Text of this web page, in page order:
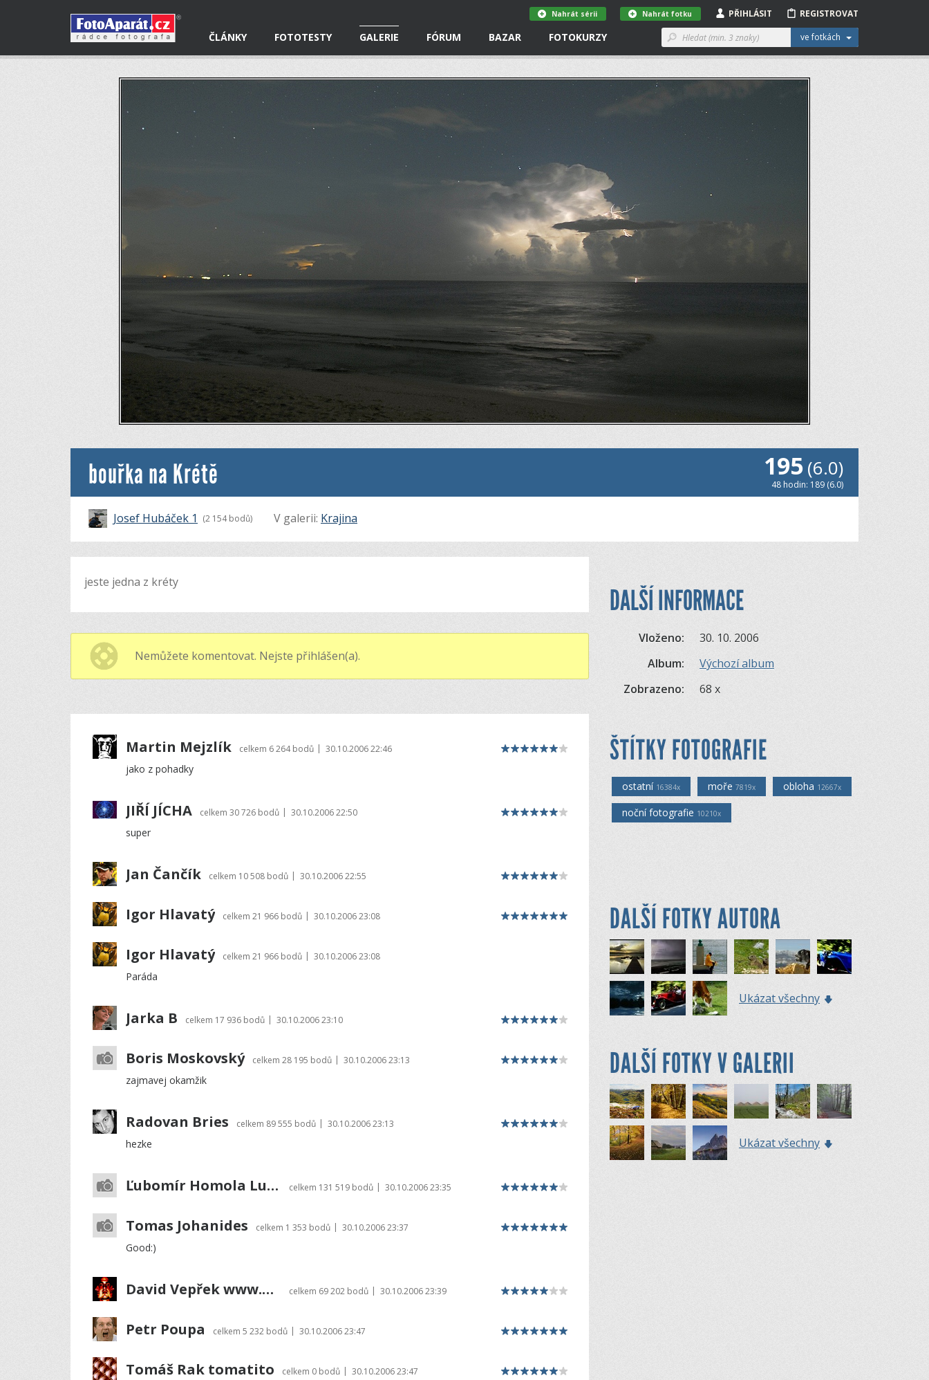
ČLÁNKY FOTOTESTY GALERIE FÓRUM BAZAR FOTOKURZY ve fotkách
REGISTROVAT
PŘIHLÁSIT
Nahrát fotku
Nahrát sérii
bouřka na Krétě 195(6.0)
48 hodin: 189 (6.0)
Josef Hubáček 1 (2 154 bodů) V galerii: Krajina
jeste jedna z kréty
Nemůžete komentovat. Nejste přihlášen(a).
Martin Mejzlík celkem 6 264 bodů | 30.10.2006 22:46
jako z pohadky
JIŘÍ JÍCHA celkem 30 726 bodů | 30.10.2006 22:50
super
Jan Čančík celkem 10 508 bodů | 30.10.2006 22:55
Igor Hlavatý celkem 21 966 bodů | 30.10.2006 23:08
Igor Hlavatý celkem 21 966 bodů | 30.10.2006 23:08
Paráda
Jarka B celkem 17 936 bodů | 30.10.2006 23:10
Boris Moskovský celkem 28 195 bodů | 30.10.2006 23:13
zajmavej okamžik
Radovan Bries celkem 89 555 bodů | 30.10.2006 23:13
hezke
Ľubomír Homola Lubo54 celkem 131 519 bodů | 30.10.2006 23:35
Tomas Johanides celkem 1 353 bodů | 30.10.2006 23:37
Good:)
David Vepřek www.davidveprek.com celkem 69 202 bodů | 30.10.2006 23:39
Petr Poupa celkem 5 232 bodů | 30.10.2006 23:47
Tomáš Rak tomatito celkem 0 bodů | 30.10.2006 23:47
DALŠÍ INFORMACE
Vloženo:
30. 10. 2006
Album:
Výchozí album
Zobrazeno:
68 x
ŠTÍTKY FOTOGRAFIE
ostatní 16384x moře 7819x obloha 12667x
noční fotografie 10210x
DALŠÍ FOTKY AUTORA
Ukázat všechny
DALŠÍ FOTKY V GALERII
Ukázat všechny